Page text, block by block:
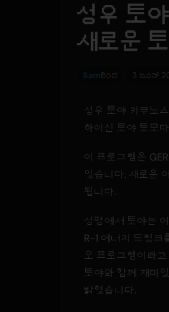
성우 토
새로운
Samರಿಂದ 3 ಜೂನ್
성우 토야 키쿠노
하이신 토야 토모
이 프로그램은
있습니다. 새로운
됩니다.
성명에서 토야는
R-1 에너지 드링크
오 프로그램이라
토야와 함께 재미
밝혔습니다.